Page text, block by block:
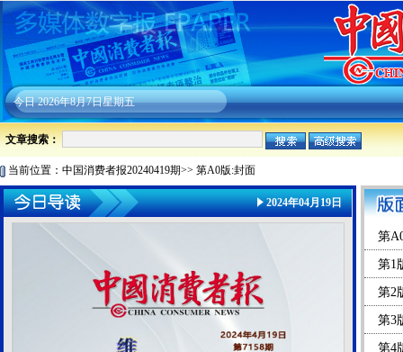
今日2026年8月7日星期五
文章搜索：
当前位置： 中国消费者报20240419期>> 第A0版:封面
2024年04月19日
第
第1
第2
第3
第4